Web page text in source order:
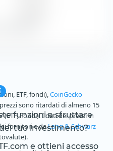
funzioni e sfruttare
tuo investimento?
e ottieni accesso
ETF, fondi),CoinGecko
sono ritardati di almeno 15
(ETF, Fondi). I dati dei prezzi in
fornitori e daLang & Schwarz